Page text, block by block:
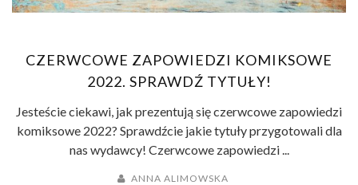
CZERWCOWE ZAPOWIEDZI KOMIKSOWE
2022. SPRAWDŹ TYTUŁY!
Jesteście ciekawi, jak prezentują się czerwcowe zapowiedzi
komiksowe 2022? Sprawdźcie jakie tytuły przygotowali dla
nas wydawcy! Czerwcowe zapowiedzi ...
ANNA ALIMOWSKA